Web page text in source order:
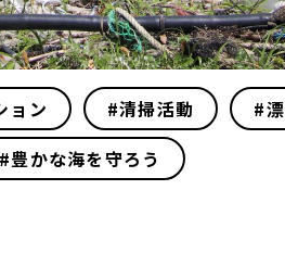
ョン #清掃活動
#
#豊かな海を守ろう